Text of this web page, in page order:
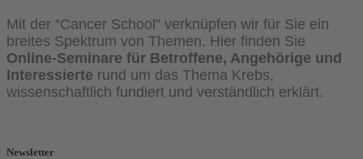
Mit der “Cancer School” verknüpfen wir für Sie ein
breites Spektrum von Themen. Hier finden Sie
Online-Seminare für Betroffene, Angehörige und
Interessierte rund um das Thema Krebs,
wissenschaftlich fundiert und verständlich erklärt.
Newsletter